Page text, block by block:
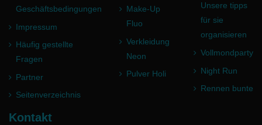
Geschäftsbedingungen
Impressum
Häufig gestellte
Fragen
Partner
Seitenverzeichnis
Make-Up
Fluo
Verkleidung
Neon
Pulver Holi
Unsere tipps
für sie
organisieren
Vollmondparty
Night Run
Rennen bunte
Kontakt